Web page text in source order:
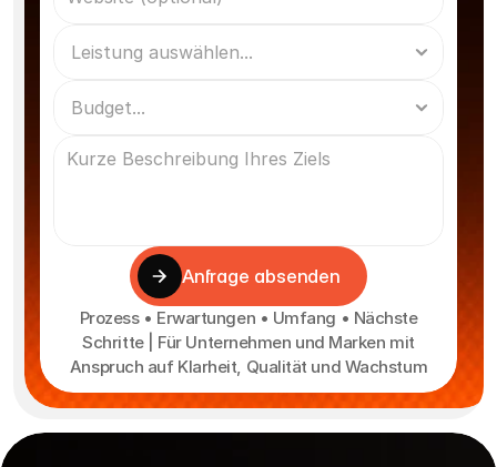
Anfrage absenden
Prozess • Erwartungen • Umfang • Nächste
Schritte | Für Unternehmen und Marken mit
Anspruch auf Klarheit, Qualität und Wachstum